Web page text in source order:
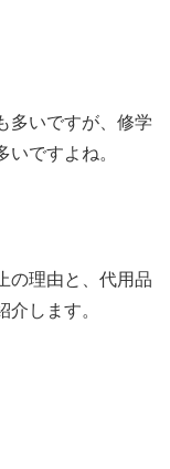
多いですが、修学
ですよね。
の理由と、代用品
します。